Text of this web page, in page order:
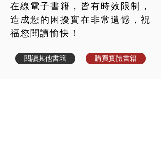
在線電子書籍，皆有時效限制，
造成您的困擾實在非常遺憾，祝
福您閱讀愉快！
閱讀其他書籍 購買實體書籍